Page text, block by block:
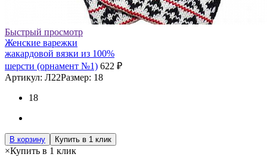
Быстрый просмотр
Женские варежки
жакардовой вязки из 100%
шерсти (орнамент №1) 622 ₽
Артикул: Л22Размер: 18
18
В корзину Купить в 1 клик
×Купить в 1 клик